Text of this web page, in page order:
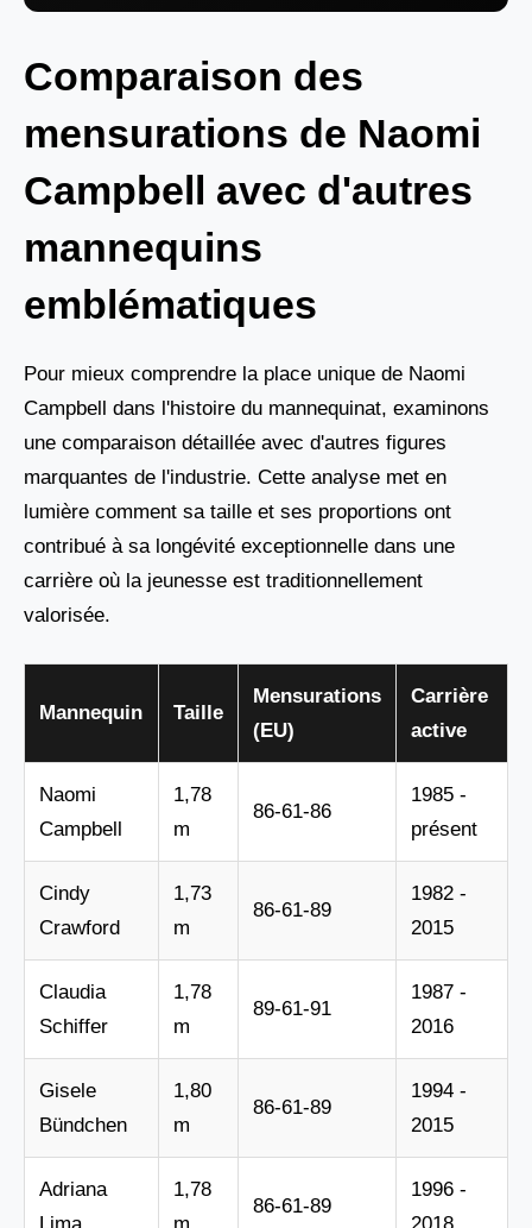
Comparaison des
mensurations de Naomi
Campbell avec d'autres
mannequins
emblématiques
Pour mieux comprendre la place unique de Naomi
Campbell dans l'histoire du mannequinat, examinons
une comparaison détaillée avec d'autres figures
marquantes de l'industrie. Cette analyse met en
lumière comment sa taille et ses proportions ont
contribué à sa longévité exceptionnelle dans une
carrière où la jeunesse est traditionnellement
valorisée.
Mannequin Taille
Mensurations
(EU)
Carrière
active
Naomi
Campbell
1,78
m
86-61-86
1985 -
présent
Cindy
Crawford
1,73
m
86-61-89
1982 -
2015
Claudia
Schiffer
1,78
m
89-61-91
1987 -
2016
Gisele
Bündchen
1,80
m
86-61-89
1994 -
2015
Adriana
1,78
86-61-89
1996 -